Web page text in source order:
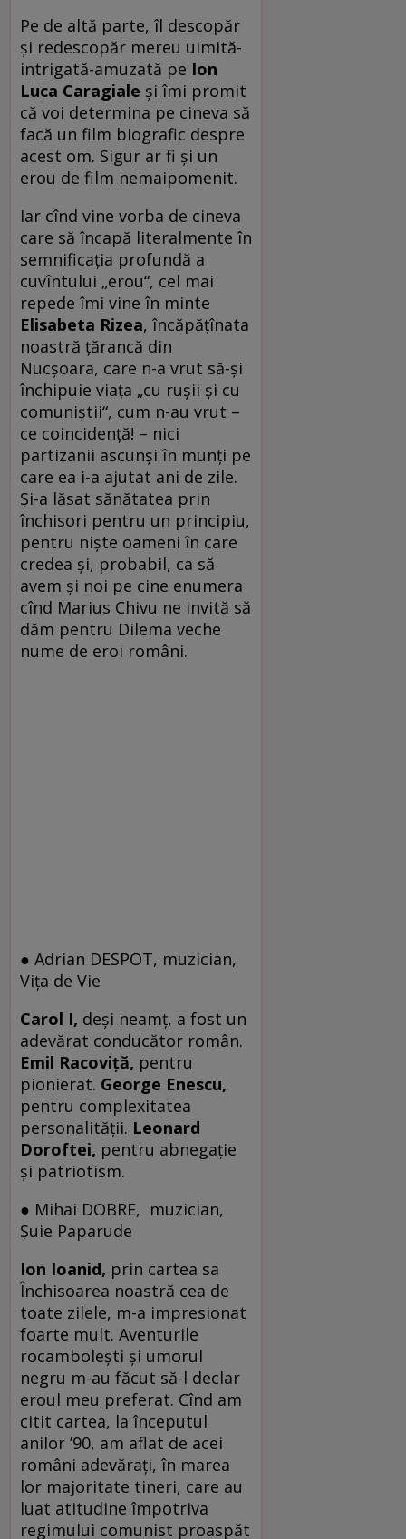
Pe de altă parte, îl descopăr
şi redescopăr mereu uimită-
intrigată-amuzată pe Ion
Luca Caragiale şi îmi promit
că voi determina pe cineva să
facă un film biografic despre
acest om. Sigur ar fi şi un
erou de film nemaipomenit.
Iar cînd vine vorba de cineva
care să încapă literalmente în
semnificaţia profundă a
cuvîntului „erou“, cel mai
repede îmi vine în minte
Elisabeta Rizea, încăpăţînata
noastră ţărancă din
Nucşoara, care n-a vrut să-şi
închipuie viaţa „cu ruşii şi cu
comuniştii“, cum n-au vrut –
ce coincidenţă! – nici
partizanii ascunşi în munţi pe
care ea i-a ajutat ani de zile.
Şi-a lăsat sănătatea prin
închisori pentru un principiu,
pentru nişte oameni în care
credea şi, probabil, ca să
avem şi noi pe cine enumera
cînd Marius Chivu ne invită să
dăm pentru Dilema veche
nume de eroi români.
● Adrian DESPOT, muzician,
Viţa de Vie
Carol I, deşi neamţ, a fost un
adevărat conducător român.
Emil Racoviţă, pentru
pionierat. George Enescu,
pentru complexitatea
personalităţii. Leonard
Doroftei, pentru abnegaţie
şi patriotism.
● Mihai DOBRE, muzician,
Şuie Paparude
Ion Ioanid, prin cartea sa
Închisoarea noastră cea de
toate zilele, m-a impresionat
foarte mult. Aventurile
rocamboleşti şi umorul
negru m-au făcut să-l declar
eroul meu preferat. Cînd am
citit cartea, la începutul
anilor ’90, am aflat de acei
români adevăraţi, în marea
lor majoritate tineri, care au
luat atitudine împotriva
regimului comunist proaspăt